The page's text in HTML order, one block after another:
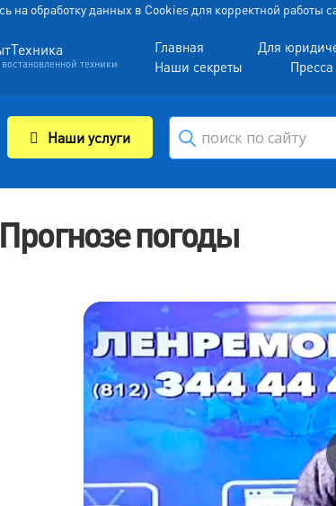
на обработку данных в Cookies для корректной
техники
Главная Для
Наши секреты
Наши услуги
погоды